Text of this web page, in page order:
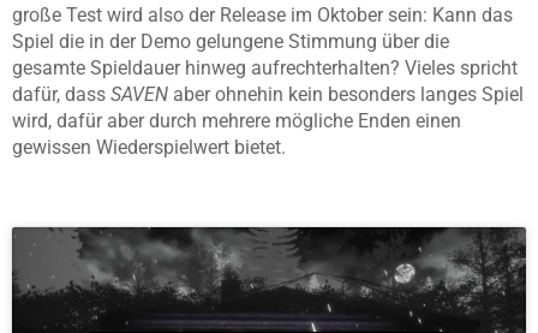
große Test wird also der Release im Oktober sein: Kann das
Spiel die in der Demo gelungene Stimmung über die
gesamte Spieldauer hinweg aufrechterhalten? Vieles spricht
dafür, dass SAVEN aber ohnehin kein besonders langes Spiel
wird, dafür aber durch mehrere mögliche Enden einen
gewissen Wiederspielwert bietet.